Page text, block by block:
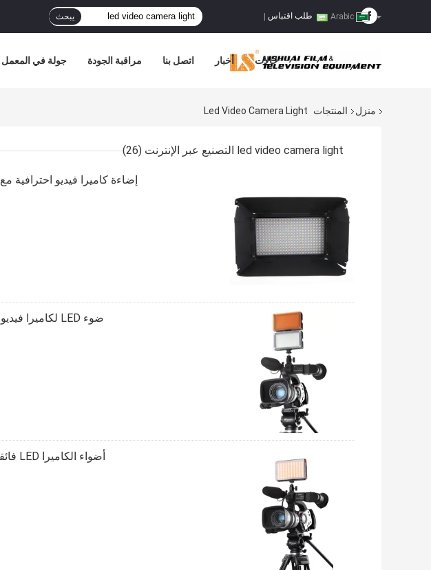
طلب اقتباس يبحث
جولة في المعمل مراقبة الجودة اتصل بنا أخبار حالات
منزل المنتجات Led Video Camera Light
led video camera light التصنيع عبر الإنترنت (26)
إضاءة كاميرا فيديو احترافية مع Barndoors وشاشة LCD تعمل باللمس
ضوء LED لكاميرا فيديو أحادية اللون Led144A لتسجيل الفيديو
أضواء الكاميرا LED فائقة السطوع عكس الضوء لتصوير الفيديو